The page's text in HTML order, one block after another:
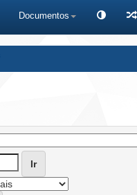
Documentos